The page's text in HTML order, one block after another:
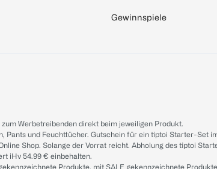
Gewinnspiele
Werbetreibenden direkt beim jeweiligen Produkt.
Pants und Feuchttücher. Gutschein für ein tiptoi Starter-
Shop. Solange der Vorrat reicht. Abholung des tiptoi
iHv 54.99 € einbehalten.
Produkte, mit SALE gekennzeichnete